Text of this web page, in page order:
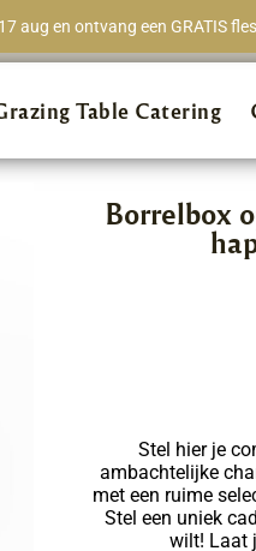
aug en ontvang een GRATIS
★★★★★
Table Catering
Borrelbox
Stel hier je
ambachtelijke
met een ruime
Stel een uniek
wilt! Laat